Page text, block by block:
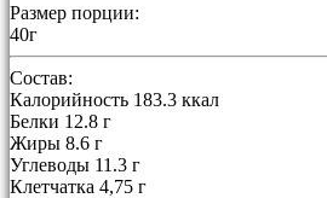
Размер порции:
40г
Состав:
Калорийность 183.3 ккал
Белки 12.8 г
Жиры 8.6 г
Углеводы 11.3 г
Клетчатка 4,75 г